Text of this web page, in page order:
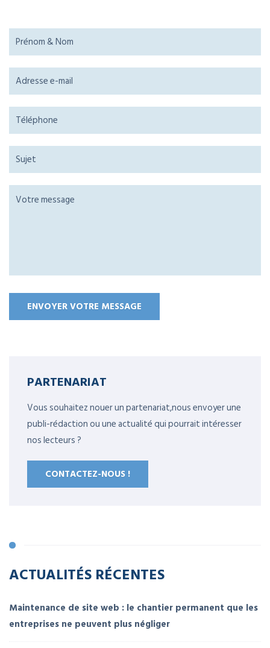
PARTENARIAT
Vous souhaitez nouer un partenariat,nous envoyer une
publi-rédaction ou une actualité qui pourrait intéresser
nos lecteurs ?
CONTACTEZ-NOUS !
ACTUALITÉS RÉCENTES
Maintenance de site web : le chantier permanent que les
entreprises ne peuvent plus négliger